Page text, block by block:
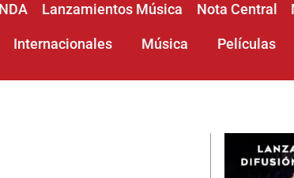
Lanzamientos Música Nota Central
Internacionales Música Películas